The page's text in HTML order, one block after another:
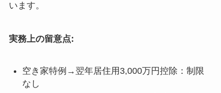
います。
実務上の留意点:
空き家特例→翌年居住用3,000万円控除：制限
なし